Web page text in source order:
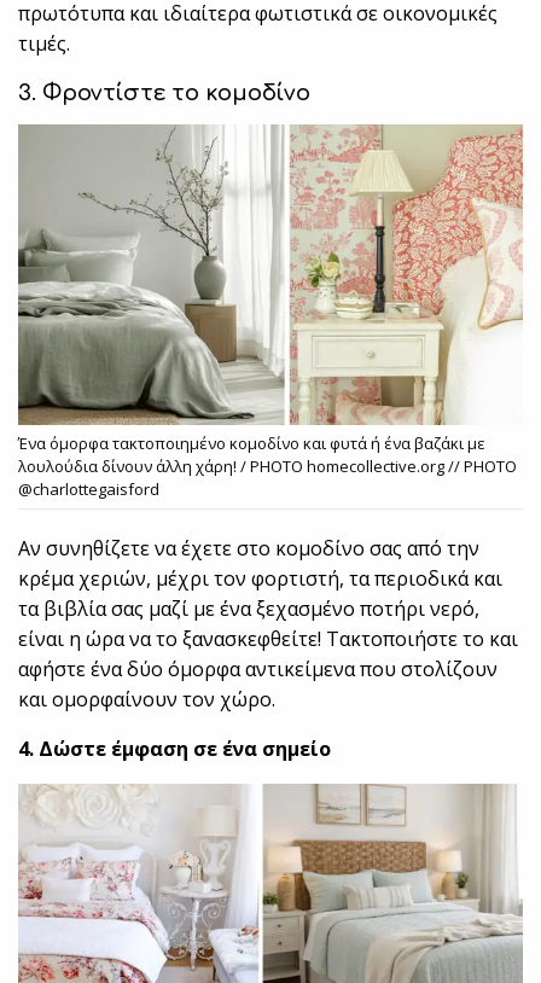
πρωτότυπα και ιδιαίτερα φωτιστικά σε οικονομικές
τιμές.
3. Φροντίστε το κομοδίνο
Ένα όμορφα τακτοποιημένο κομοδίνο και φυτά ή ένα βαζάκι με
λουλούδια δίνουν άλλη χάρη! / PHOTO homecollective.org // PHOTO
@charlottegaisford
Αν συνηθίζετε να έχετε στο κομοδίνο σας από την
κρέμα χεριών, μέχρι τον φορτιστή, τα περιοδικά και
τα βιβλία σας μαζί με ένα ξεχασμένο ποτήρι νερό,
είναι η ώρα να το ξανασκεφθείτε! Τακτοποιήστε το και
αφήστε ένα δύο όμορφα αντικείμενα που στολίζουν
και ομορφαίνουν τον χώρο.
4. Δώστε έμφαση σε ένα σημείο